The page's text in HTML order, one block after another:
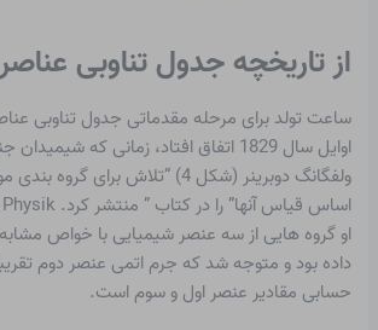
از تاریخچه جدول تناوبی
ساعت تولد برای مرحله مقدماتی جدول تناوبی
اوایل سال 1829 اتفاق افتاد، زمانی که
ولفگانگ دوبرینر (شکل 4) “تلاش برای گروه
او گروه هایی از سه عنصر شیمیایی با خواص مشابه
داده بود و متوجه شد که جرم اتمی عنصر دوم
حسابی مقادیر عنصر اول و سوم است.